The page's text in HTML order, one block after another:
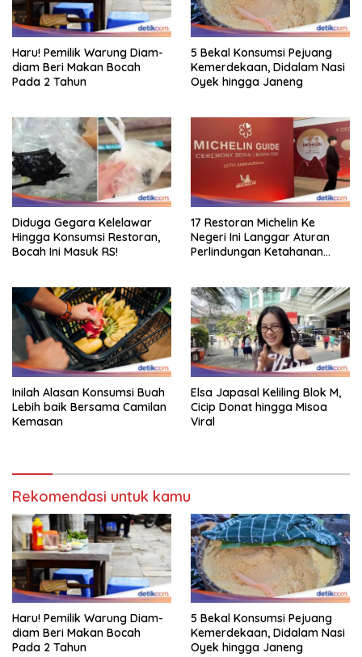
Haru! Pemilik Warung Diam-
diam Beri Makan Bocah
Pada 2 Tahun
5 Bekal Konsumsi Pejuang
Kemerdekaan, Didalam Nasi
Oyek hingga Janeng
Diduga Gegara Kelelawar
Hingga Konsumsi Restoran,
Bocah Ini Masuk RS!
17 Restoran Michelin Ke
Negeri Ini Langgar Aturan
Perlindungan Ketahanan
Inilah Alasan Konsumsi Buah
Lebih baik Bersama Camilan
Kemasan
Elsa Japasal Keliling Blok M,
Cicip Donat hingga Misoa
Viral
Rekomendasi untuk kamu
Haru! Pemilik Warung Diam-
diam Beri Makan Bocah
Pada 2 Tahun
5 Bekal Konsumsi Pejuang
Kemerdekaan, Didalam Nasi
Oyek hingga Janeng